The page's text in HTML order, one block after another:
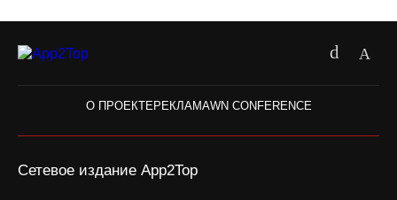
О ПРОЕКТЕРЕКЛАМАWN CONFERENCE
Сетевое издание App2Top